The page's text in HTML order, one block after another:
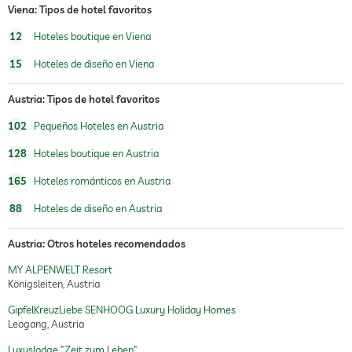
Viena: Tipos de hotel favoritos
12 Hoteles boutique en Viena
15 Hoteles de diseño en Viena
Austria: Tipos de hotel favoritos
102 Pequeños Hoteles en Austria
128 Hoteles boutique en Austria
165 Hoteles románticos en Austria
88 Hoteles de diseño en Austria
Austria: Otros hoteles recomendados
MY ALPENWELT Resort
Königsleiten, Austria
GipfelKreuzLiebe SENHOOG Luxury Holiday Homes
Leogang, Austria